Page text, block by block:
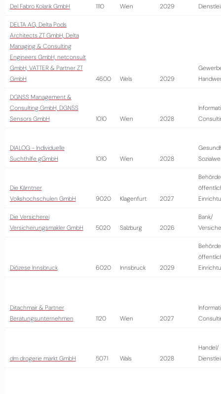
Del Fabro Kolarik GmbH 1110 Wien 2029
DELTA AG, Delta Pods
Architects ZT GmbH, Delta
Managing & Consulting
Engineers GmbH, netconsult
GmbH, VATTER & Partner ZT
GmbH
4600 Wels 2029
DGNSS Management &
Consulting GmbH, DGNSS
Sensors GmbH
1010 Wien 2028
DIALOG - Individuelle
Suchthilfe gGmbH
1010 Wien 2028
Die Kärntner
Volkshochschulen GmbH
9020 Klagenfurt 2027
Die Versicherei
Versicherungsmakler GmbH
5020 Salzburg 2026
Bank/
Diözese Innsbruck 6020 Innsbruck 2029
Ditachmair & Partner
Beratungsunternehmen
1120 Wien 2027
dm drogerie markt GmbH 5071 Wals 2028
Handel/